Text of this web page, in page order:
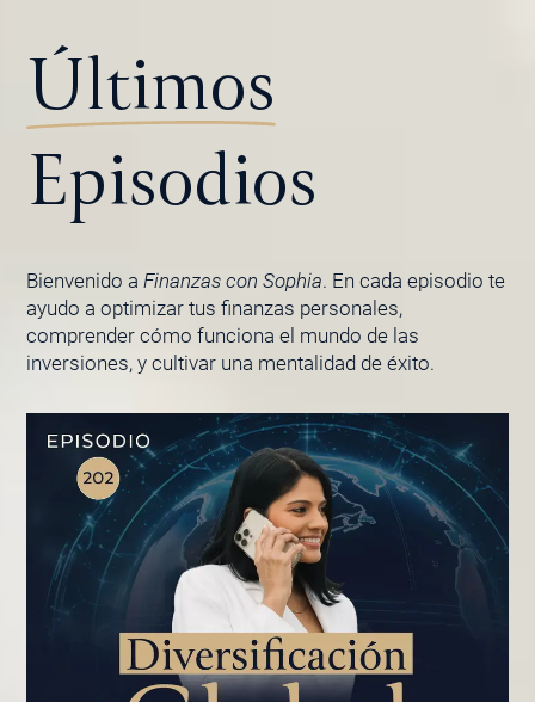
Últimos
Episodios
Bienvenido a Finanzas con Sophia. En cada episodio te
ayudo a optimizar tus finanzas personales,
comprender cómo funciona el mundo de las
inversiones, y cultivar una mentalidad de éxito.
PÁGINA
PÁGINA
PÁGINAPÁGINA